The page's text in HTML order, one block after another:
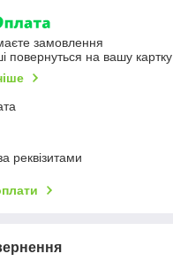
замовлення
повернуться на вашу картку
реквізитами